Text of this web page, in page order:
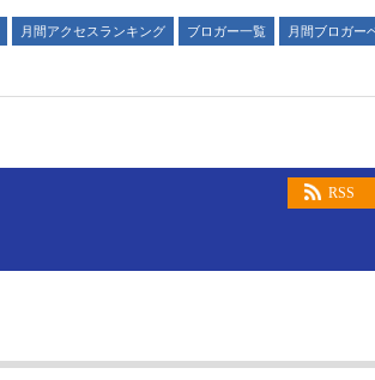
月間アクセスランキング ブロガー一覧
月間ブロガー
RSS